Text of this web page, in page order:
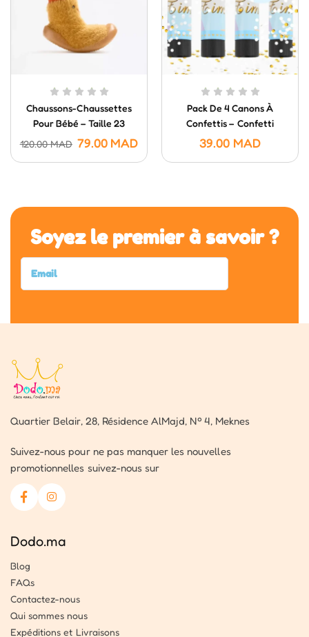
Chaussons-Chaussettes
Pour Bébé – Taille 23
120.00MAD 79.00 MAD
Pack De 4 Canons À
Confettis – Confetti
Poppers (20 Cm)
39.00 MAD
Soyez le premier à savoir ?
Quartier Belair, 28, Résidence AlMajd, Nº 4, Meknes
Suivez-nous pour ne pas manquer les nouvelles
promotionnelles suivez-nous sur
Dodo.ma
Blog
FAQs
Contactez-nous
Qui sommes nous
Expéditions et Livraisons